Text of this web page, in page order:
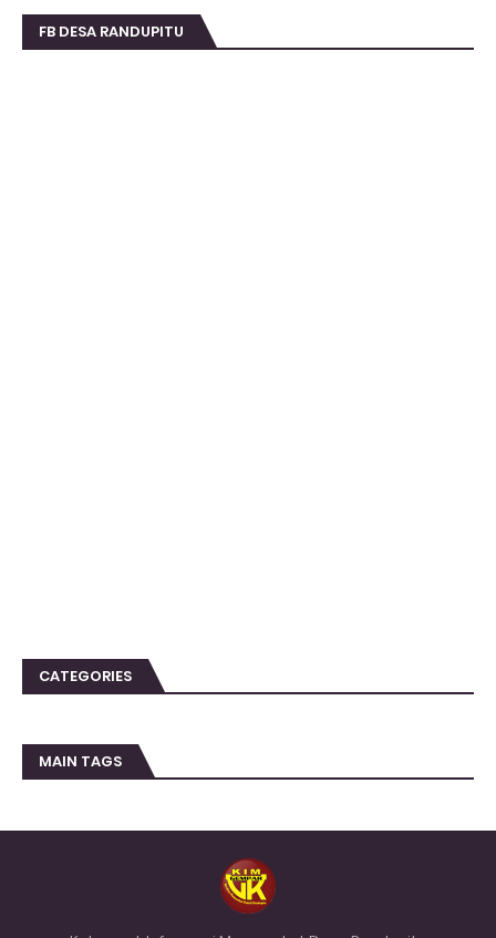
FB DESA RANDUPITU
CATEGORIES
MAIN TAGS